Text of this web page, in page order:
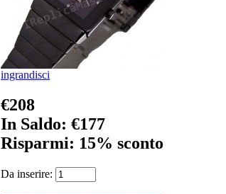
ingrandisci
€208
In Saldo: €177
Risparmi: 15% sconto
Da inserire: